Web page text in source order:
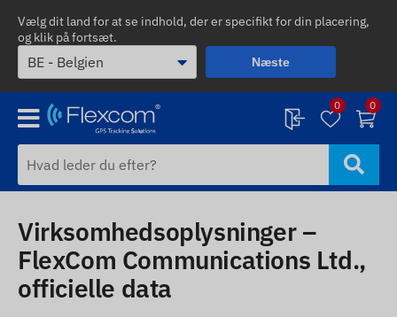
Vælg dit land for at se indhold, der er specifikt for din placering,
og klik på fortsæt.
Næste
0 0
Virksomhedsoplysninger –
FlexCom Communications Ltd.,
officielle data